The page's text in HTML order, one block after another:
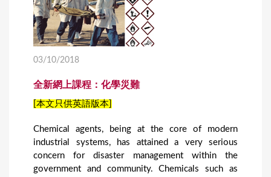
03/10/2018
全新網上課程：化學災難
[本文只供英語版本]
Chemical agents, being at the core of modern
industrial systems, has attained a very serious
concern for disaster management within the
government and community. Chemicals such as